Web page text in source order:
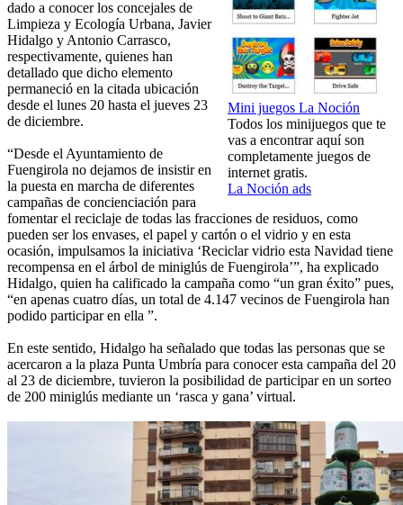
Mini juegos La Noción
Todos los minijuegos que te
vas a encontrar aquí son
completamente juegos de
internet gratis.
La Noción ads
dado a conocer los concejales de
Limpieza y Ecología Urbana, Javier
Hidalgo y Antonio Carrasco,
respectivamente, quienes han
detallado que dicho elemento
permaneció en la citada ubicación
desde el lunes 20 hasta el jueves 23
de diciembre.
“Desde el Ayuntamiento de
Fuengirola no dejamos de insistir en
la puesta en marcha de diferentes
campañas de concienciación para
fomentar el reciclaje de todas las fracciones de residuos, como
pueden ser los envases, el papel y cartón o el vidrio y en esta
ocasión, impulsamos la iniciativa ‘Reciclar vidrio esta Navidad tiene
recompensa en el árbol de miniglús de Fuengirola’”, ha explicado
Hidalgo, quien ha calificado la campaña como “un gran éxito” pues,
“en apenas cuatro días, un total de 4.147 vecinos de Fuengirola han
podido participar en ella ”.
En este sentido, Hidalgo ha señalado que todas las personas que se
acercaron a la plaza Punta Umbría para conocer esta campaña del 20
al 23 de diciembre, tuvieron la posibilidad de participar en un sorteo
de 200 miniglús mediante un ‘rasca y gana’ virtual.